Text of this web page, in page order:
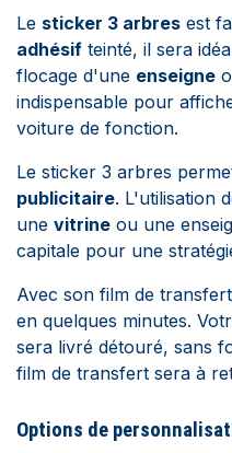
Le sticker 3 arbres est
adhésif teinté, il sera
flocage d'une enseigne
indispensable pour
voiture de fonction.
Le sticker 3 arbres
publicitaire. L'utilisation
une vitrine ou une
capitale pour une
Avec son film de
en quelques minutes.
sera livré détouré, sans
film de transfert sera à
Options de